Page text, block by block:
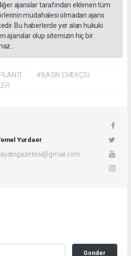
ajanslar tarafından eklenen tüm
müdahalesi olmadan ajans
Bu haberlerde yer alan hukuki
ajanslar olup sitemizin hiç bir
#BASIN EMEKÇSİ
Yurdaer
Gonder